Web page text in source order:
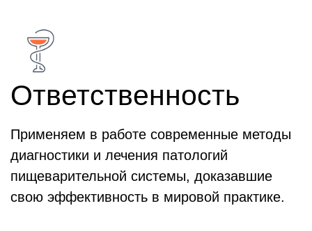
Ответственность
Применяем в работе современные методы
диагностики и лечения патологий
пищеварительной системы, доказавшие
свою эффективность в мировой практике.